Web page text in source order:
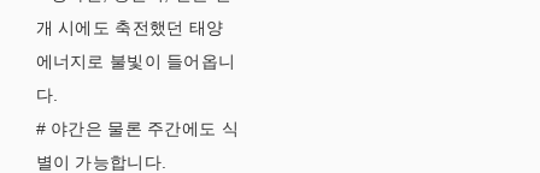
개 시에도 축전했던 태양
에너지로 불빛이 들어옵니
다.
# 야간은 물론 주간에도 식
별이 가능합니다.